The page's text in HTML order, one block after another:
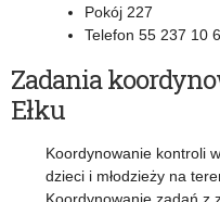
Pokój 227
Telefon 55 237 10
Zadania
Ełku
Koordynowanie kontroli
dzieci i młodzieży na